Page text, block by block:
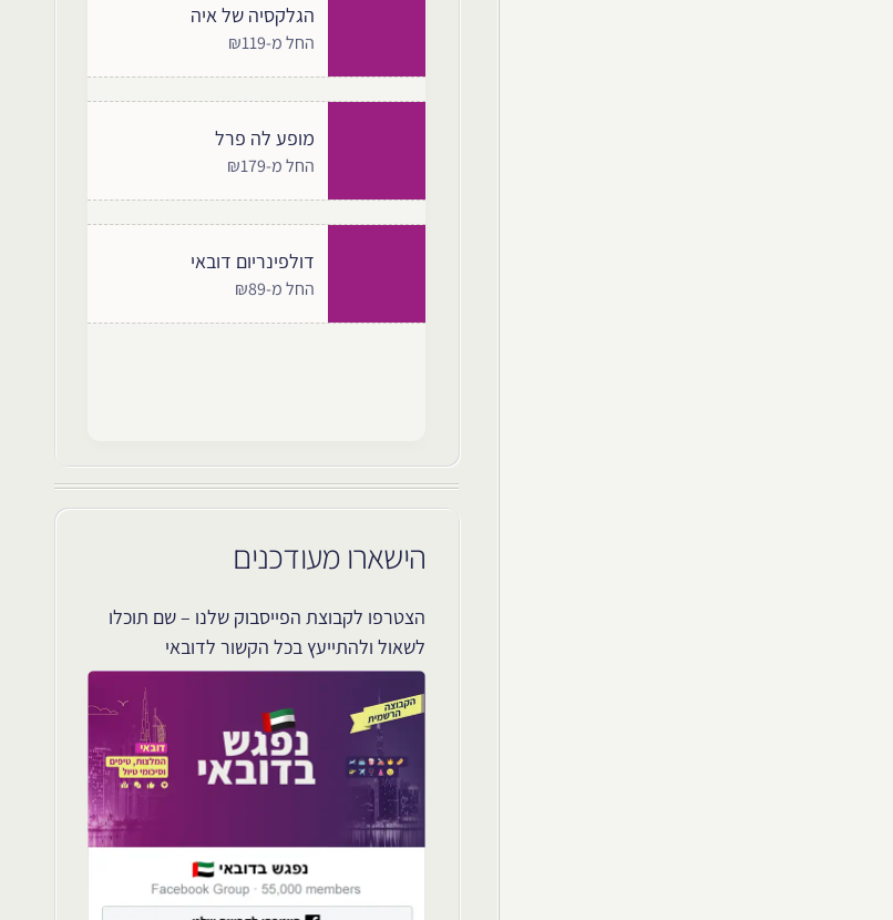
הגלקסיה של איה
החל מ-₪119
מופע לה פרל
החל מ-₪179
דולפינריום דובאי
החל מ-₪89
הישארו מעודכנים
הצטרפו לקבוצת הפייסבוק שלנו – שם תוכלו
לשאול ולהתייעץ בכל הקשור לדובאי